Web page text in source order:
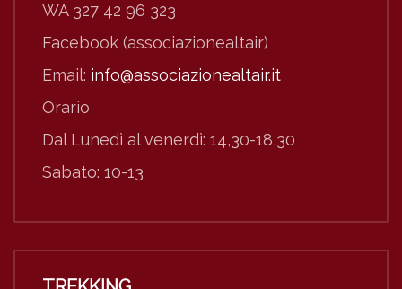
WA 327 42 96 323
Facebook (associazionealtair)
Email: info@associazionealtair.it
Orario
Dal Lunedì al venerdì: 14,30-18,30
Sabato: 10-13